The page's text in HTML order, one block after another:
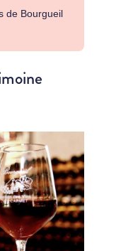
de Bourgueil